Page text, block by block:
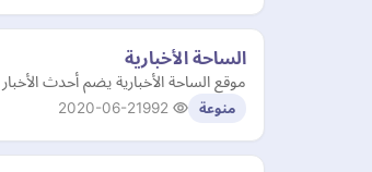
الساحة الأخبارية
موقع الساحة الأخبارية يضم أحدث
منوعة 2020-06-21